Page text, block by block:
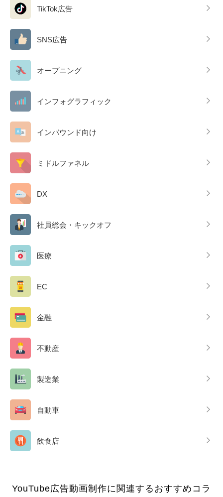
TikTok広告
SNS広告
オープニング
インフォグラフィック
インバウンド向け
ミドルファネル
DX
社員総会・キックオフ
医療
EC
金融
不動産
製造業
自動車
飲食店
YouTube広告動画制作に関連するおすすめコラ